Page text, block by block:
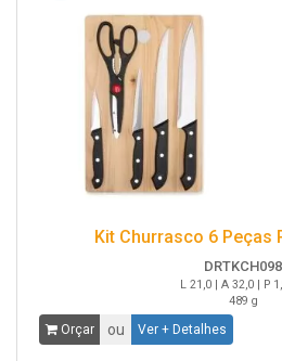
Kit Churrasco 6 Peças
DRTKCH098
L 21,0 | A 32,0 | P
489 g
Orçar ou Ver + Detalhes